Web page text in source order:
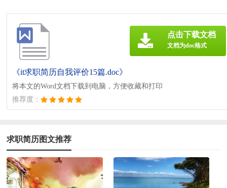
《it求职简历自我评价15篇.doc》
将本文的Word文档下载到电脑，方便收藏和打印
推荐度：
点击下载文档
文档为doc格式
求职简历图文推荐